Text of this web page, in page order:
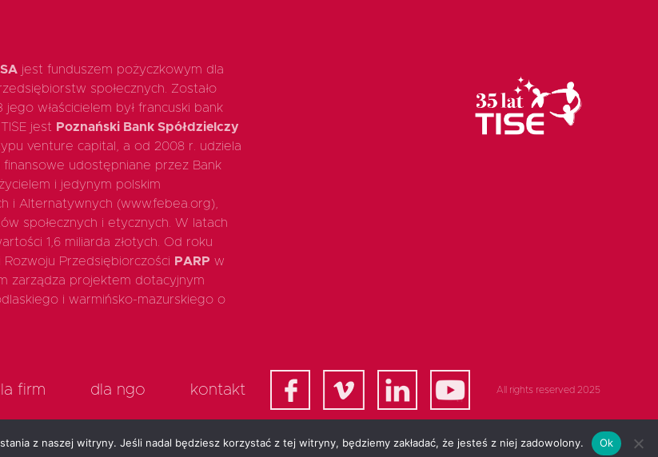
jest funduszem pożyczkowym dla
społecznych. Zostało
jego właścicielem był francuski bank
jest Poznański Bank Spółdzielczy
venture capital, a od 2008 r. udziela
udostępniane przez Bank
i jedynym polskim
i Alternatywnych (www.febea.org),
społecznych i etycznych. W latach
1,6 miliarda złotych. Od roku
Przedsiębiorczości PARP w
zarządza projektem dotacyjnym
i warmińsko-mazurskiego o
firm dla ngo kontakt All rights reserved 2025
z naszej witryny. Jeśli nadal będziesz korzystać z tej witryny, będziemy zakładać, że jesteś z niej zadowolony. Ok